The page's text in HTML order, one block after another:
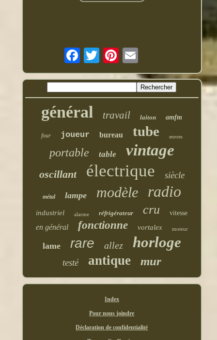
général travail laiton amfm
four joueur bureau tube œuvres
portable table vintage
oscillant électrique siècle
métal lampe modèle radio
industriel alarme réfrigérateur cru vitesse
en général fonctionne vortalex moteur
lame rare allez horloge
testé antique mur
Index
Pour nous joindre
Déclaration de confidentialité